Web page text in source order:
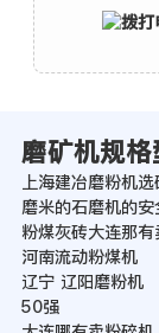
磨矿机规
上海建冶磨粉机
磨米的石磨机的
粉煤灰砖大连那有
河南流动粉煤机
辽宁 辽阳磨粉机
50强